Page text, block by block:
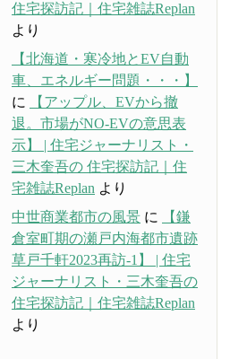
住宅探訪記｜住宅雑誌Replan
より
【北海道・寒冷地とEV自動
車、エネルギー問題・・・】
に
【アップル、EVから撤
退。市場がNO-EVの意思表
示】 | 住宅ジャーナリスト・
三木奎吾の 住宅探訪記｜住
宅雑誌Replan より
中世商業都市の風景 に
【鎌
倉室町期の瀬戸内海都市遺跡
草戸千軒2023再訪-1】 | 住宅
ジャーナリスト・三木奎吾の
住宅探訪記｜住宅雑誌Replan
より